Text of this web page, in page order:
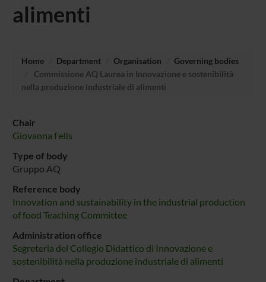
alimenti
Home Department Organisation
Governing bodies
Commissione AQ Laurea in Innovazione e sostenibilità
nella produzione industriale di alimenti
Chair
Giovanna Felis
Type of body
Gruppo AQ
Reference body
Innovation and sustainability in the industrial production
of food Teaching Committee
Administration office
Segreteria del Collegio Didattico di Innovazione e
sostenibilità nella produzione industriale di alimenti